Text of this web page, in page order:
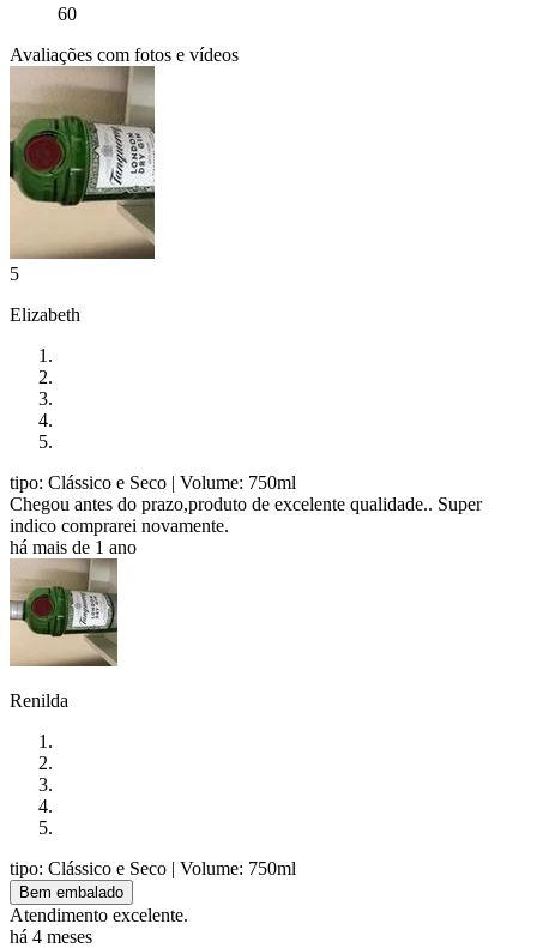
60
Avaliações com fotos e vídeos
5
Elizabeth
tipo: Clássico e Seco | Volume: 750ml
Chegou antes do prazo,produto de excelente qualidade.. Super
indico comprarei novamente.
há mais de 1 ano
Renilda
tipo: Clássico e Seco | Volume: 750ml
Bem embalado
Atendimento excelente.
há 4 meses